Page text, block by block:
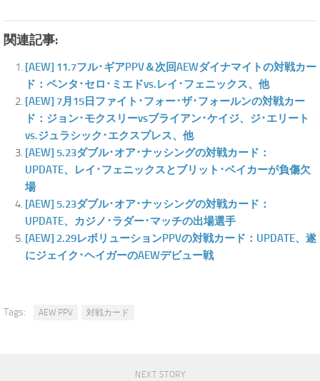
関連記事:
[AEW] 11.7フル･ギアPPV＆次回AEWダイナマイトの対戦カー
ド：ペンタ･セロ･ミエドvs.レイ･フェニックス、他
[AEW] 7月15日ファイト･フォー･ザ･フォールンの対戦カー
ド：ジョン･モクスリーvsブライアン･ケイジ、ジ･エリート
vs.ジュラシック･エクスプレス、他
[AEW] 5.23ダブル･オア･ナッシングの対戦カード：
UPDATE、レイ･フェニックスとブリット･ベイカーが負傷欠
場
[AEW] 5.23ダブル･オア･ナッシングの対戦カード：
UPDATE、カジノ･ラダー･マッチの出場選手
[AEW] 2.29レボリューションPPVの対戦カード：UPDATE、遂
にジェイク･ヘイガーのAEWデビュー戦
Tags: AEW PPV 対戦カード
NEXT STORY